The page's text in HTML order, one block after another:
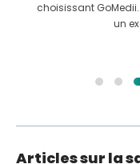
choisissant
un
Articles sur la